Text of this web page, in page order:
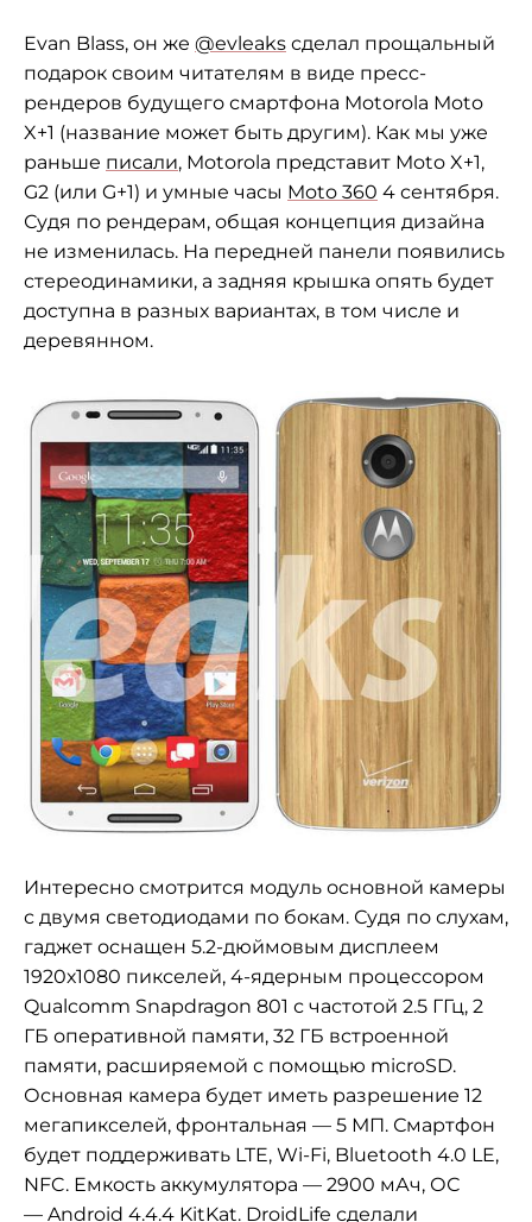
Evan Blass, он же @evleaks сделал прощальный
подарок своим читателям в виде пресс-
рендеров будущего смартфона Motorola Moto
X+1 (название может быть другим). Как мы уже
раньше писали, Motorola представит Moto X+1,
G2 (или G+1) и умные часы Moto 360 4 сентября.
Судя по рендерам, общая концепция дизайна
не изменилась. На передней панели появились
стереодинамики, а задняя крышка опять будет
доступна в разных вариантах, в том числе и
деревянном.
Интересно смотрится модуль основной камеры
с двумя светодиодами по бокам. Судя по слухам,
гаджет оснащен 5.2-дюймовым дисплеем
1920х1080 пикселей, 4-ядерным процессором
Qualcomm Snapdragon 801 с частотой 2.5 ГГц, 2
ГБ оперативной памяти, 32 ГБ встроенной
памяти, расширяемой с помощью microSD.
Основная камера будет иметь разрешение 12
мегапикселей, фронтальная — 5 МП. Смартфон
будет поддерживать LTE, Wi-Fi, Bluetooth 4.0 LE,
NFC. Емкость аккумулятора — 2900 мАч, ОС
— Android 4.4.4 KitKat. DroidLife сделали